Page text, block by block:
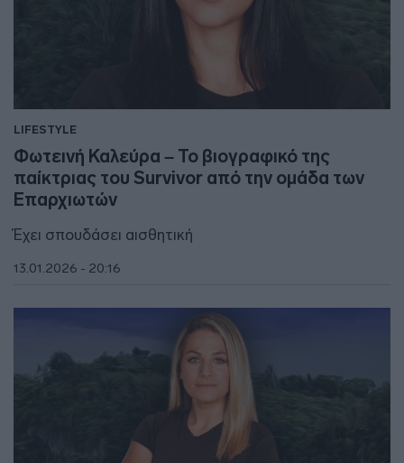
LIFESTYLE
Φωτεινή Καλεύρα – Το βιογραφικό της
παίκτριας του Survivor από την ομάδα των
Επαρχιωτών
Έχει σπουδάσει αισθητική
13.01.2026 - 20:16